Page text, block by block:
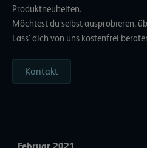
Produktneuheiten.
Möchtest du selbst ausprobieren,
Lass‘ dich von uns kostenfrei
Kontakt